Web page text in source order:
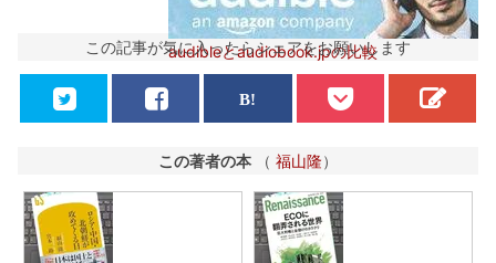
audibleとaudiobook.jpの比較
この記事が気に入ったらシェアをお願いします
この著者の本 （ 福山隆）